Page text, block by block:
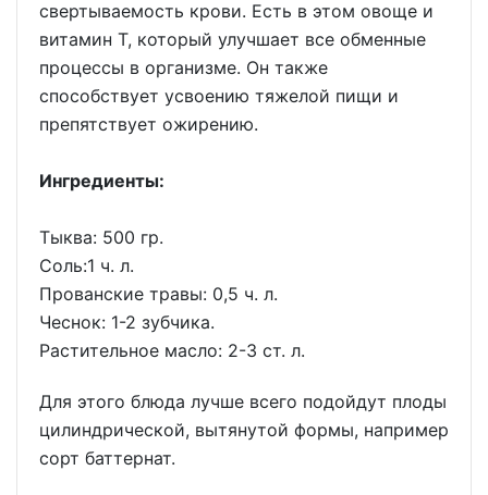
свертываемость крови. Есть в этом овоще и
витамин Т, который улучшает все обменные
процессы в организме. Он также
способствует усвоению тяжелой пищи и
препятствует ожирению.
Ингредиенты:
Тыква: 500 гр.
Соль:1 ч. л.
Прованские травы: 0,5 ч. л.
Чеснок: 1-2 зубчика.
Растительное масло: 2-3 ст. л.
Для этого блюда лучше всего подойдут плоды
цилиндрической, вытянутой формы, например
сорт баттернат.